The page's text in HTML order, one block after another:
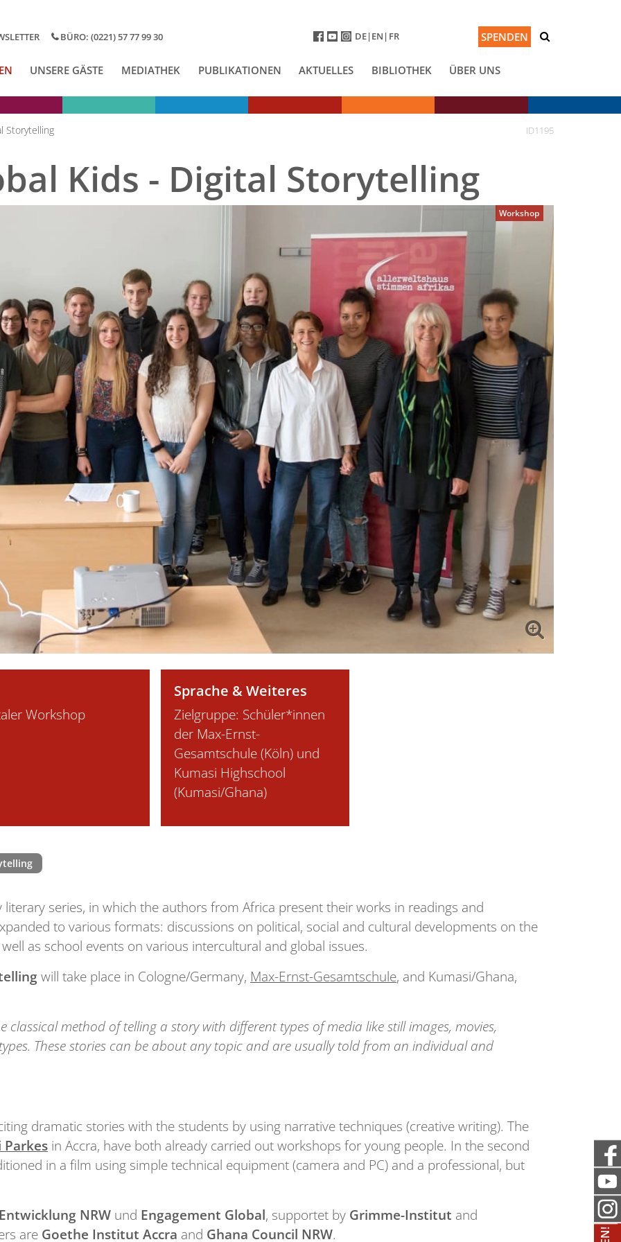
BÜRO: (0221) 57 77 99 30 SPENDEN
DE EN FR
UNSERE GÄSTE MEDIATHEK PUBLIKATIONEN AKTUELLES BIBLIOTHEK ÜBER UNS
Storytelling ID1195
Kids - Digital Storytelling
Workshop
Workshop
Sprache & Weiteres
Zielgruppe: Schüler*innen
der Max-Ernst-
Gesamtschule (Köln) und
Kumasi Highschool
(Kumasi/Ghana)
series, in which the authors from Africa present their works in readings and
to various formats: discussions on political, social and cultural developments on the
as school events on various intercultural and global issues.
will take place in Cologne/Germany, Max-Ernst-Gesamtschule, and Kumasi/Ghana,
method of telling a story with different types of media like still images, movies,
These stories can be about any topic and are usually told from an individual and
dramatic stories with the students by using narrative techniques (creative writing). The
Parkes in Accra, have both already carried out workshops for young people. In the second
in a film using simple technical equipment (camera and PC) and a professional, but
NRW und Engagement Global, supportet by Grimme-Institut and
are Goethe Institut Accra and Ghana Council NRW.